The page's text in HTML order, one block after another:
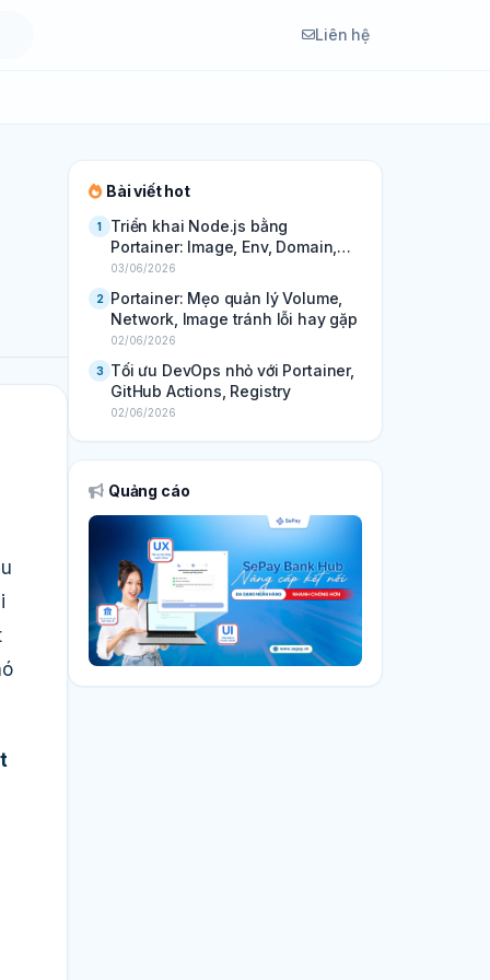
Liên hệ
Bài viết hot
1
Triển khai Node.js bằng
Portainer: Image, Env, Domain,
SSL
03/06/2026
2
Portainer: Mẹo quản lý Volume,
Network, Image tránh lỗi hay gặp
02/06/2026
3
Tối ưu DevOps nhỏ với Portainer,
GitHub Actions, Registry
02/06/2026
Quảng cáo